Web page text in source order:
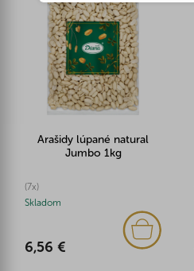
Arašidy lúpané natural
Jumbo 1kg
(7x)
Skladom
6,56 €